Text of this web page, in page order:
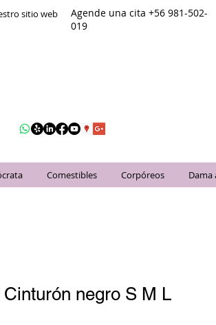
sitio web
Agende una cita +56 981-502-
019
Comestibles Corpóreos Dama
Cinturón negro S M L